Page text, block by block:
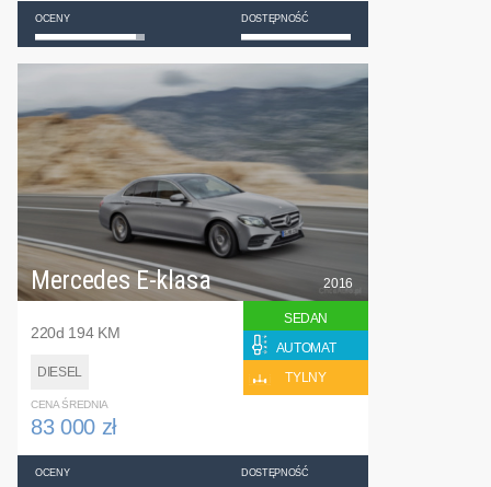
OCENY DOSTĘPNOŚĆ
Mercedes E-klasa
220d 194 KM
DIESEL
2016
SEDAN
AUTOMAT
TYLNY
CENA ŚREDNIA
83 000 zł
OCENY DOSTĘPNOŚĆ